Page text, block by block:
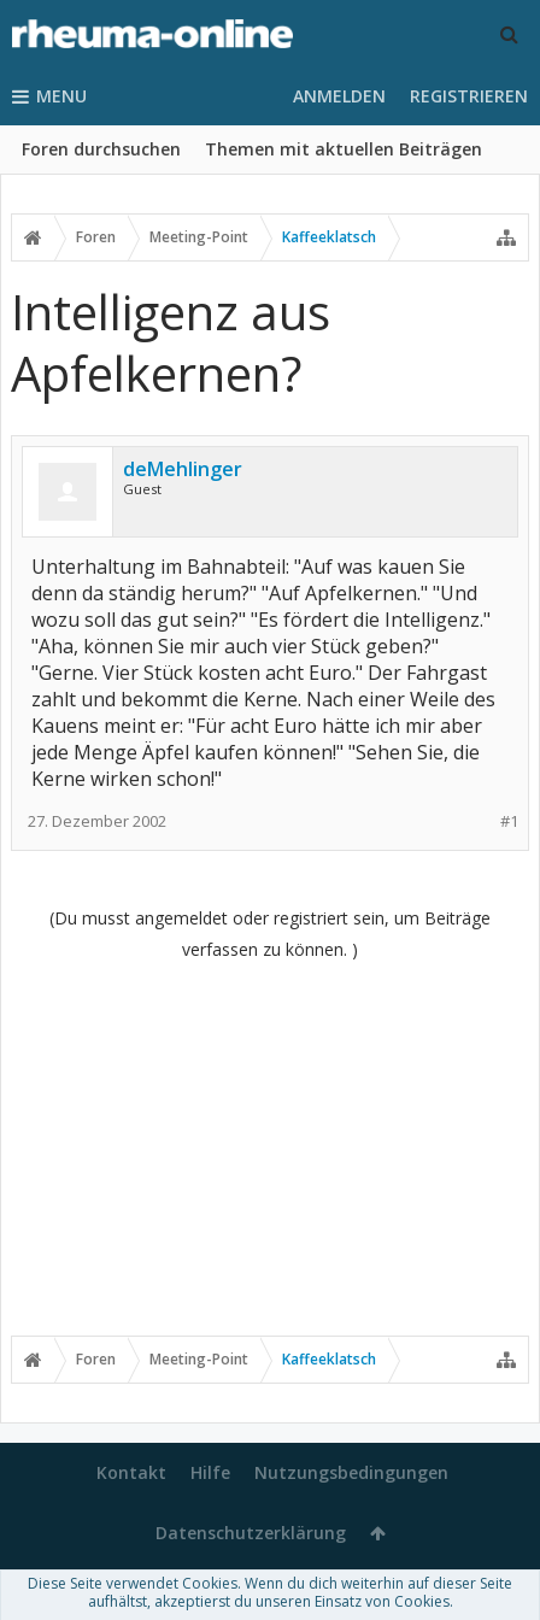
MENU
Foren durchsuchen Themen mit aktuellen Beiträgen
ANMELDEN REGISTRIEREN
Foren Meeting-Point Kaffeeklatsch
Intelligenz aus
Apfelkernen?
deMehlinger
Guest
Unterhaltung im Bahnabteil: "Auf was kauen Sie
denn da ständig herum?" "Auf Apfelkernen." "Und
wozu soll das gut sein?" "Es fördert die Intelligenz."
"Aha, können Sie mir auch vier Stück geben?"
"Gerne. Vier Stück kosten acht Euro." Der Fahrgast
zahlt und bekommt die Kerne. Nach einer Weile des
Kauens meint er: "Für acht Euro hätte ich mir aber
jede Menge Äpfel kaufen können!" "Sehen Sie, die
Kerne wirken schon!"
#1
27. Dezember 2002
(Du musst angemeldet oder registriert sein, um Beiträge
verfassen zu können. )
Foren Meeting-Point Kaffeeklatsch
Kontakt Hilfe Nutzungsbedingungen
Datenschutzerklärung
Forum software by XenForo™-Deutsch von xenDach
Diese Seite verwendet Cookies. Wenn du dich weiterhin auf dieser Seite
aufhältst, akzeptierst du unseren Einsatz von Cookies.